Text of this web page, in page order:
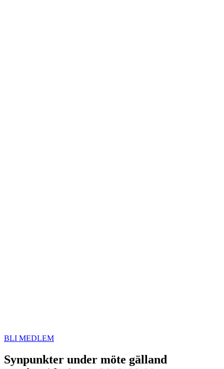
BLI MEDLEM
Synpunkter under möte gälland